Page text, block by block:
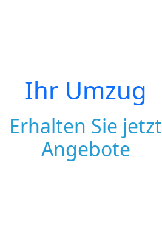
Ihr Umzug
Erhalten Sie jetzt
Angebote